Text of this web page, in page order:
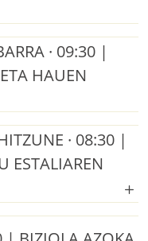
· 09:30 |
HAUEN
· 08:30 |
ESTALIAREN